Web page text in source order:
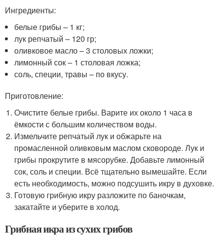
Ингредиенты:
белые грибы – 1 кг;
лук репчатый – 120 гр;
оливковое масло – 3 столовых ложки;
лимонный сок – 1 столовая ложка;
соль, специи, травы – по вкусу.
Приготовление:
Очистите белые грибы. Варите их около 1 часа в
ёмкости с большим количеством воды.
Измельчите репчатый лук и обжарьте на
промасленной оливковым маслом сковороде. Лук и
грибы прокрутите в мясорубке. Добавьте лимонный
сок, соль и специи. Всё тщательно вымешайте. Если
есть необходимость, можно подсушить икру в духовке.
Готовую грибную икру разложите по баночкам,
закатайте и уберите в холод.
Грибная икра из сухих грибов